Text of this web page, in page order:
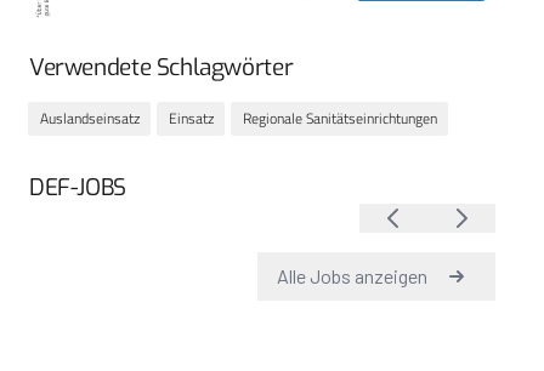
Verwendete Schlagwörter
Auslandseinsatz Einsatz Regionale Sanitätseinrichtungen
DEF-JOBS